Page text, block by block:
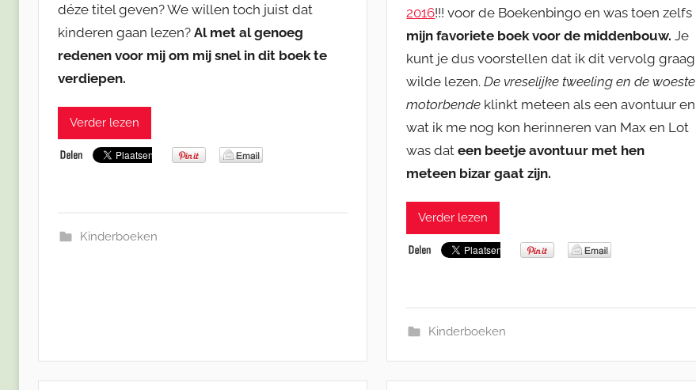
déze titel geven? We willen toch juist dat
kinderen gaan lezen? Al met al genoeg
redenen voor mij om mij snel in dit boek te
verdiepen.
Verder lezen
Kinderboeken
2016!!! voor de Boekenbingo en was toen zelfs
mijn favoriete boek voor de middenbouw. Je
kunt je dus voorstellen dat ik dit vervolg graag
wilde lezen.De vreselijke tweeling en de woeste
motorbende klinkt meteen als een avontuur en
wat ik me nog kon herinneren van Max en Lot
was dateen beetje avontuur met hen
meteen bizar gaat zijn.
Verder lezen
Kinderboeken